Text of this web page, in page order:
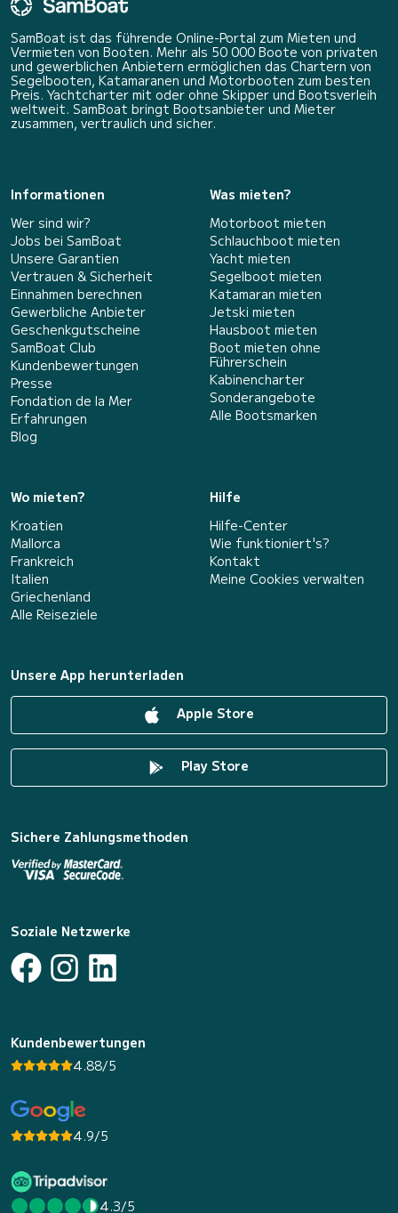
SamBoat ist das führende Online-Portal zum Mieten und
Vermieten von Booten. Mehr als 50 000 Boote von privaten
und gewerblichen Anbietern ermöglichen das Chartern von
Segelbooten, Katamaranen und Motorbooten zum besten
Preis. Yachtcharter mit oder ohne Skipper und Bootsverleih
weltweit. SamBoat bringt Bootsanbieter und Mieter
zusammen, vertraulich und sicher.
Informationen
Wer sind wir?
Jobs bei SamBoat
Unsere Garantien
Vertrauen & Sicherheit
Einnahmen berechnen
Gewerbliche Anbieter
Geschenkgutscheine
SamBoat Club
Kundenbewertungen
Presse
Fondation de la Mer
Erfahrungen
Blog
Was mieten?
Motorboot mieten
Schlauchboot mieten
Yacht mieten
Segelboot mieten
Katamaran mieten
Jetski mieten
Hausboot mieten
Boot mieten ohne
Führerschein
Kabinencharter
Sonderangebote
Alle Bootsmarken
Wo mieten?
Kroatien
Mallorca
Frankreich
Italien
Griechenland
Alle Reiseziele
Hilfe
Hilfe-Center
Wie funktioniert's?
Kontakt
Meine Cookies verwalten
Unsere App herunterladen
Apple Store
Play Store
Sichere Zahlungsmethoden
Soziale Netzwerke
Kundenbewertungen
4.88/5
4.9/5
4.3/5